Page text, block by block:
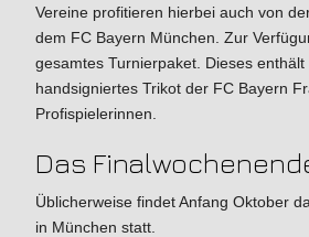
Vereine profitieren hierbei auch von
dem FC Bayern München. Zur
gesamtes Turnierpaket. Dieses
handsigniertes Trikot der FC Bayern
Profispielerinnen.
Das
Üblicherweise findet Anfang Oktober
in München statt.